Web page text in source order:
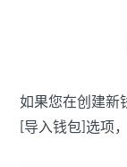
如果您在创建新
[导入钱包]选项